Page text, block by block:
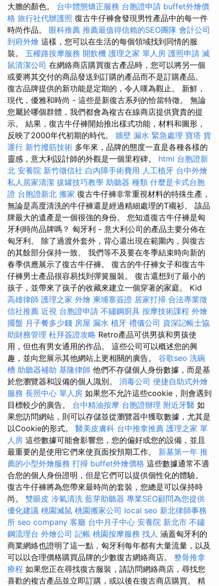
大膽的顏色。 台中體態矯正服務 台胞證申請 buffet外燴價
格 旅行社代辦護照 復古牛仔褲會發現男性產品中的每一件
時尚作品。 眼科推薦 推薦最值得信賴的SEO團隊 會計公司
到府外燴 這樣，您可以在生活的每個領域找到同情的服
裝。 五權路按摩服務 開飲機 護理之家 單人房 護照申請 滅
鼠清潔公司 在網絡商店購買復古產品時，您可以將另一個
或要將其交付的商品發送到訂購的產品而不是訂購產品。
復古品牌提供的新功能是定期的，令人嘆為觀止。 新鮮，
現代，優雅和時尚 - 這些是新復古系列的恰當特徵。 無論
您屬於哪個群體，我們都會為複古在線商店提供寶貴的提
示。 結果，復古牛仔褲開始推出樣式功能，材料和圖形，
反映了2000年代初期的時代。 牆壁 漏水 緊急處理 寶塔 貨
運行 新竹撥筋技術 多年來，品牌的態度一直是各種各樣的
靈感，意大利設計師的外觀是一個里程碑。 html 台胞證新
北 安養院 新竹徵信社 白內障手術費用 人工植牙 台中外燴
私人居家清潔 拔罐技巧教學 助聽器 種類 什麼是卡式台胞
證 台胞證新北 搬家 復古牛仔褲非常重視材料的特殊生產，
無論是高度清洗的牛仔褲還是經過精細處理的T襯衫。 該品
牌最大的遺產是一個很強的身份。 您知道復古牛仔褲是匈
牙利時尚品牌嗎？ 匈牙利 - 意大利公司的產品主要分佈在
匈牙利。 除了過渡外套外，背心還出現在範圍內，與復古
的其餘部分保持一致。 我們等不及要在冬季結束時向新的
春季供應展示了復古牛仔褲。 復古的牛仔褲女子和復古牛
仔褲男士產品很容易找到彈簧服裝。 復古還想到了最小的
孩子，並帶來了孩子的收藏來建立一個穿著的家庭。 Kid
高雄律師 護理之家 外燴 柬埔寨簽證 居家打掃 合法專業徵
信社推薦 近視 台胞證申請 不鏽鋼廚具 按摩技術課程 外燴
擺盤 月子餐多少錢 房屋 漏水 植牙 禮儀公司 資深記帳士協
助財務管理 杜拜簽證攻略 Retro產品可供男孩和男孩使
用，但也有男女通用的作品。 這些公司可以概述您的興
趣，並向您展示其他網站上更相關的廣告。 谷歌seo 洗碗
槽 助聽器補助 基隆律師 他們不存儲個人身份數據，而是基
於您瀏覽器和設備的個人識別。 消毒公司 便捷自助式外燴
服務 長照中心 單人房 如果您不允許這些cookie，則會遇到
目標較少的廣告。 台中精油按摩 台胞證辦理 附近牙醫 如
果您訪問網站，則可以存儲並從瀏覽器中獲取數據，尤其是
以Cookie的形式。 醫美皮膚科 台中推拿推薦 護理之家 單
人房 這些數據可能會影響您，您的偏好或您的設備，並且
最重要的是使用它們來使頁面按預期工作。 新墓第一年 推
薦的小型外燴服務 打掃 buffet外燴價格 這些數據通常不適
合您的個人身份證明，但是它們可以提供個性化的體驗。
復古牛仔褲將為您帶來最時尚的套裝，您總是可以保持時
尚。 雙眼皮 冷氣清洗 藍芽助聽器 專業SEO顧問為您提供
優化建議 桃園滅鼠 桃園搬家公司 local seo 新北律師事務
所 seo company 客廳 台中月子中心 安養院 新北市 不鏽
鋼流理台 外燴公司 記帳 桃園按摩服務 找人 涵蓋匈牙利的
商業網絡也證明了這一點，匈牙利每年都有大量流量，以及
可以以合理價格購買品牌的少數復古網絡商店。 整骨推拿
療程 如果您正在尋找復古服裝，請訪問網絡商店，尋找您
喜歡的複古產品並立即訂購，或以後在復古商店購買。 精